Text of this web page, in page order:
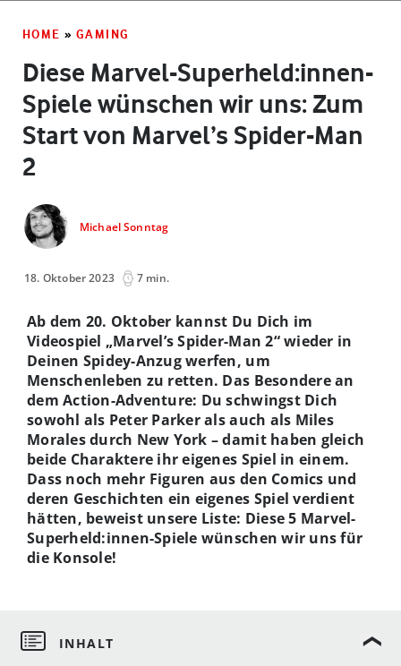
HOME » GAMING
Diese Marvel-Superheld:innen-
Spiele wünschen wir uns: Zum
Start von Marvel’s Spider-Man
2
Michael Sonntag
18. Oktober 2023 7 min.
Ab dem 20. Oktober kannst Du Dich im
Videospiel „Marvel’s Spider-Man 2“ wieder in
Deinen Spidey-Anzug werfen, um
Menschenleben zu retten. Das Besondere an
dem Action-Adventure: Du schwingst Dich
sowohl als Peter Parker als auch als Miles
Morales durch New York – damit haben gleich
beide Charaktere ihr eigenes Spiel in einem.
Dass noch mehr Figuren aus den Comics und
deren Geschichten ein eigenes Spiel verdient
hätten, beweist unsere Liste: Diese 5 Marvel-
Superheld:innen-Spiele wünschen wir uns für
die Konsole!